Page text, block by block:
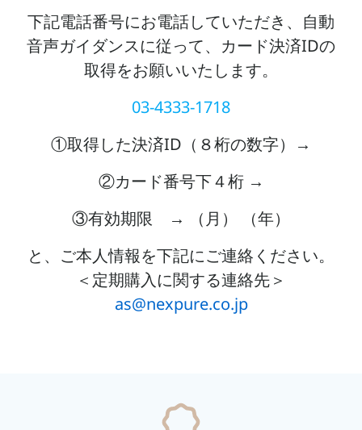
下記電話番号にお電話していただき、自動
音声ガイダンスに従って、カード決済IDの
取得をお願いいたします。
03-4333-1718
①取得した決済ID（８桁の数字）→
②カード番号下４桁 →
③有効期限 → （月） （年）
と、ご本人情報を下記にご連絡ください。
＜定期購入に関する連絡先＞
as@nexpure.co.jp